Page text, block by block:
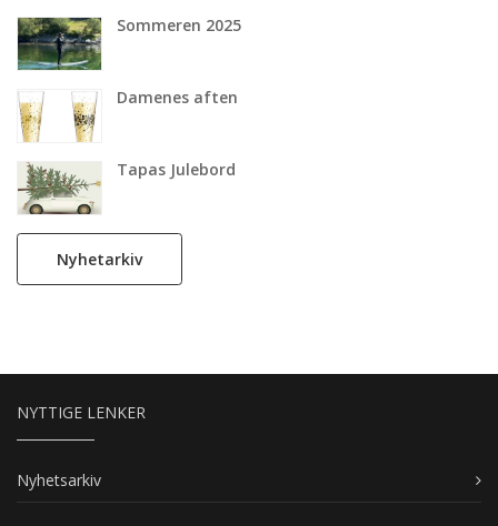
Sommeren 2025
Damenes aften
Tapas Julebord
Nyhetarkiv
NYTTIGE LENKER
Nyhetsarkiv